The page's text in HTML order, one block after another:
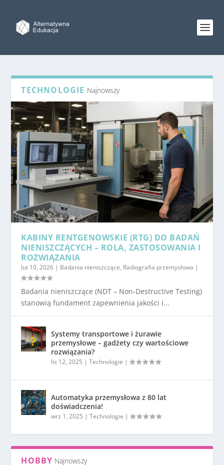
TECHNOLOGIE Najnowszy
KABINY RENTGENOWSKIE (RTG) DO BADAŃ
NIENISZCZĄCYCH – ROLA, ZASTOSOWANIA I
ROZWIĄZANIA
lut 10, 2026 | Badania nieniszczące, Radiografia przemysłowa |
Badania nieniszczące (NDT – Non-Destructive Testing)
stanowią fundament zapewnienia jakości i...
Systemy transportowe i żurawie
przemysłowe – gadżety czy wartościowe
rozwiązania?
lis 12, 2025 |Technologie |
Automatyka przemysłowa z 80 lat
doświadczenia!
wrz 1, 2025 |Technologie |
HOBBY Najnowszy